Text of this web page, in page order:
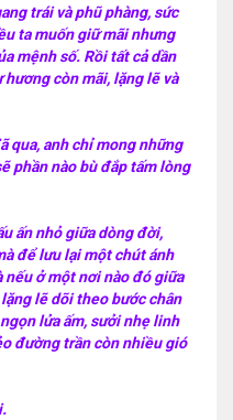
trái và phũ phàng, sức
ta muốn giữ mãi nhưng
mệnh số. Rồi tất cả dần
còn mãi, lặng lẽ và
qua, anh chỉ mong những
phần nào bù đắp tấm lòng
ấn nhỏ giữa dòng đời,
để lưu lại một chút ánh
nếu ở một nơi nào đó giữa
lẽ dõi theo bước chân
lửa ấm, sưởi nhẹ linh
đường trần còn nhiều gió